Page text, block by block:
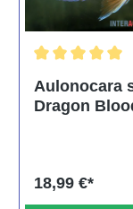
Aulonocara
Dragon
18,99 €*